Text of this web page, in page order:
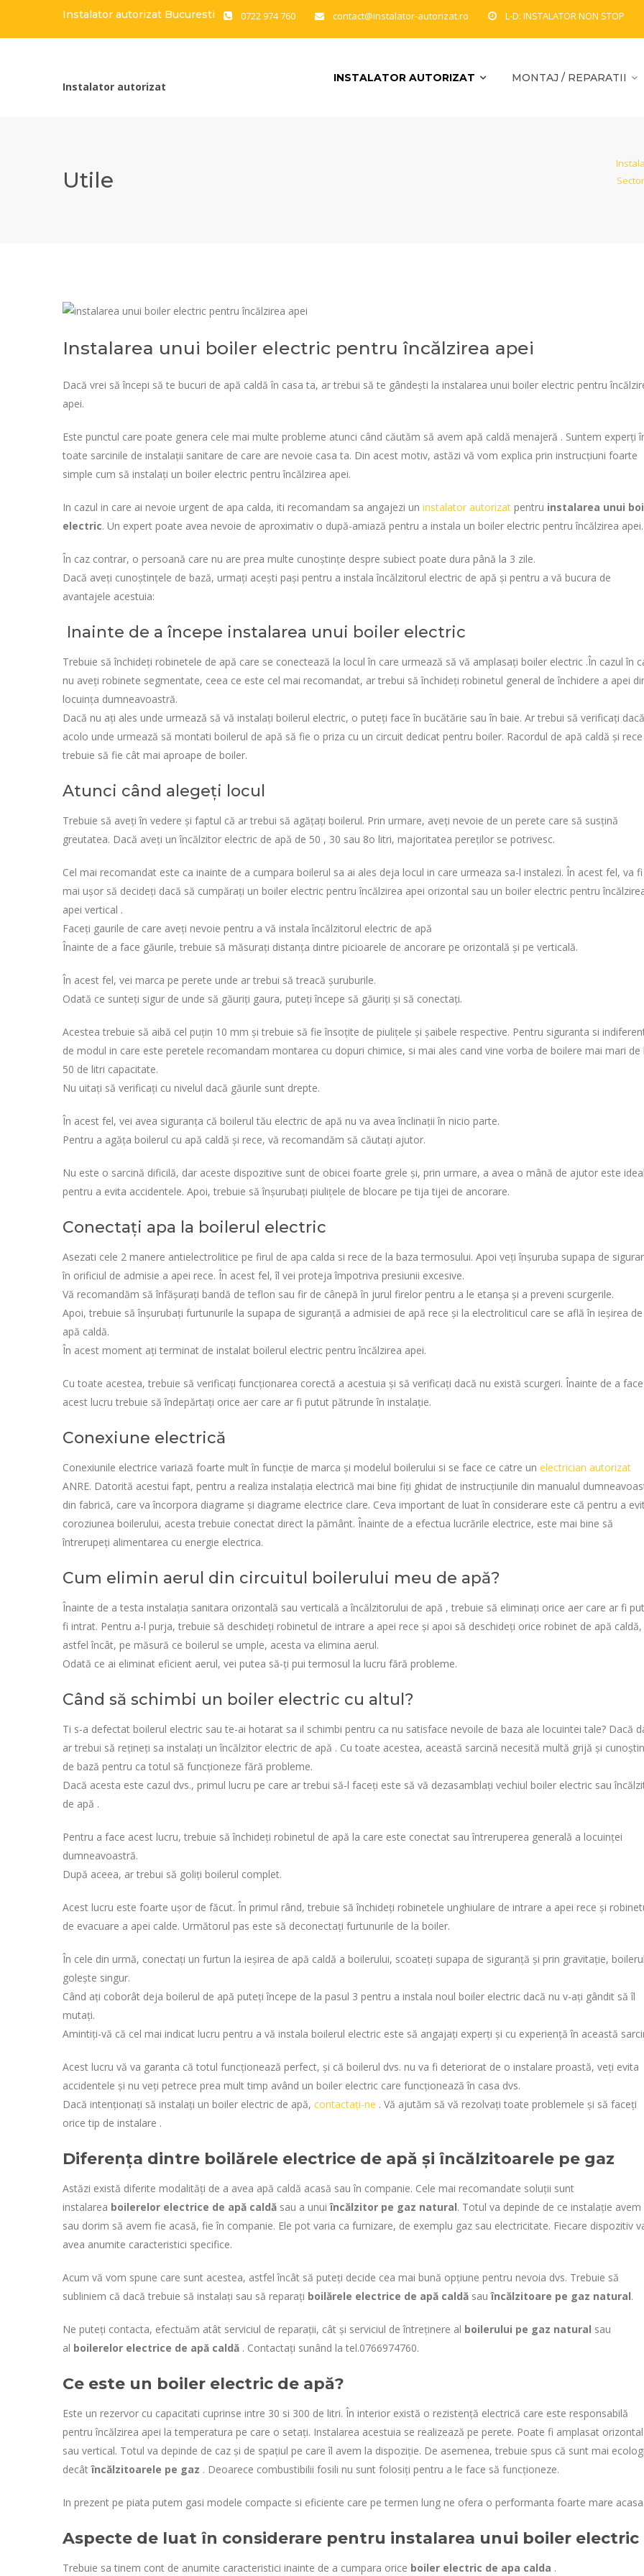
Instalator autorizat Bucuresti 0722 974 760 contact@instalator-autorizat.ro L-D: INSTALATOR NON STOP
Instalator autorizat
INSTALATOR AUTORIZAT MONTAJ / REPARATII
Utile
Instalarea unui boiler electric pentru încălzirea apei
Dacă vrei să începi să te bucuri de apă caldă în casa ta, ar trebui să te gândești la instalarea unui boiler electric pentru
apei.
Este punctul care poate genera cele mai multe probleme atunci când căutăm să avem apă caldă menajeră . Suntem experți
toate sarcinile de instalații sanitare de care are nevoie casa ta. Din acest motiv, astăzi vă vom explica prin instrucțiuni foarte
simple cum să instalați un boiler electric pentru încălzirea apei.
In cazul in care ai nevoie urgent de apa calda, iti recomandam sa angajezi un instalator autorizat pentru instalarea unui
electric. Un expert poate avea nevoie de aproximativ o după-amiază pentru a instala un boiler electric pentru încălzirea apei.
În caz contrar, o persoană care nu are prea multe cunoștințe despre subiect poate dura până la 3 zile.
Dacă aveți cunoștințele de bază, urmați acești pași pentru a instala încălzitorul electric de apă și pentru a vă bucura de
avantajele acestuia:
Inainte de a începe instalarea unui boiler electric
Trebuie să închideți robinetele de apă care se conectează la locul în care urmează să vă amplasați boiler electric .În cazul în
nu aveți robinete segmentate, ceea ce este cel mai recomandat, ar trebui să închideți robinetul general de închidere a apei
locuința dumneavoastră.
Dacă nu ați ales unde urmează să vă instalați boilerul electric, o puteți face în bucătărie sau în baie. Ar trebui să verificați dacă
acolo unde urmează să montati boilerul de apă să fie o priza cu un circuit dedicat pentru boiler. Racordul de apă caldă și rece
trebuie să fie cât mai aproape de boiler.
Atunci când alegeți locul
Trebuie să aveți în vedere și faptul că ar trebui să agățați boilerul. Prin urmare, aveți nevoie de un perete care să susțină
greutatea. Dacă aveți un încălzitor electric de apă de 50 , 30 sau 8o litri, majoritatea pereților se potrivesc.
Cel mai recomandat este ca inainte de a cumpara boilerul sa ai ales deja locul in care urmeaza sa-l instalezi. În acest fel, va fi
mai ușor să decideți dacă să cumpărați un boiler electric pentru încălzirea apei orizontal sau un boiler electric pentru
apei vertical .
Faceți gaurile de care aveți nevoie pentru a vă instala încălzitorul electric de apă
Înainte de a face găurile, trebuie să măsurați distanța dintre picioarele de ancorare pe orizontală și pe verticală.
În acest fel, vei marca pe perete unde ar trebui să treacă șuruburile.
Odată ce sunteți sigur de unde să găuriți gaura, puteți începe să găuriți și să conectați.
Acestea trebuie să aibă cel puțin 10 mm și trebuie să fie însoțite de piulițele și șaibele respective. Pentru siguranta si
de modul in care este peretele recomandam montarea cu dopuri chimice, si mai ales cand vine vorba de boilere mai mari de
50 de litri capacitate.
Nu uitați să verificați cu nivelul dacă găurile sunt drepte.
În acest fel, vei avea siguranța că boilerul tău electric de apă nu va avea înclinații în nicio parte.
Pentru a agăța boilerul cu apă caldă și rece, vă recomandăm să căutați ajutor.
Nu este o sarcină dificilă, dar aceste dispozitive sunt de obicei foarte grele și, prin urmare, a avea o mână de ajutor este ideal
pentru a evita accidentele. Apoi, trebuie să înșurubați piulițele de blocare pe tija tijei de ancorare.
Conectați apa la boilerul electric
Asezati cele 2 manere antielectrolitice pe firul de apa calda si rece de la baza termosului. Apoi veți înșuruba supapa de
în orificiul de admisie a apei rece. În acest fel, îl vei proteja împotriva presiunii excesive.
Vă recomandăm să înfășurați bandă de teflon sau fir de cânepă în jurul firelor pentru a le etanșa și a preveni scurgerile.
Apoi, trebuie să înșurubați furtunurile la supapa de siguranță a admisiei de apă rece și la electroliticul care se află în ieșirea de
apă caldă.
În acest moment ați terminat de instalat boilerul electric pentru încălzirea apei.
Cu toate acestea, trebuie să verificați funcționarea corectă a acestuia și să verificați dacă nu există scurgeri. Înainte de a face
acest lucru trebuie să îndepărtați orice aer care ar fi putut pătrunde în instalație.
Conexiune electrică
Conexiunile electrice variază foarte mult în funcție de marca și modelul boilerului si se face ce catre un electrician autorizat
ANRE. Datorită acestui fapt, pentru a realiza instalația electrică mai bine fiți ghidat de instrucțiunile din manualul
din fabrică, care va încorpora diagrame și diagrame electrice clare. Ceva important de luat în considerare este că pentru a
coroziunea boilerului, acesta trebuie conectat direct la pământ. Înainte de a efectua lucrările electrice, este mai bine să
întrerupeți alimentarea cu energie electrica.
Cum elimin aerul din circuitul boilerului meu de apă?
Înainte de a testa instalația sanitara orizontală sau verticală a încălzitorului de apă , trebuie să eliminați orice aer care ar fi
fi intrat. Pentru a-l purja, trebuie să deschideți robinetul de intrare a apei rece și apoi să deschideți orice robinet de apă caldă,
astfel încât, pe măsură ce boilerul se umple, acesta va elimina aerul.
Odată ce ai eliminat eficient aerul, vei putea să-ți pui termosul la lucru fără probleme.
Când să schimbi un boiler electric cu altul?
Ti s-a defectat boilerul electric sau te-ai hotarat sa il schimbi pentru ca nu satisface nevoile de baza ale locuintei tale? Dacă
ar trebui să rețineți sa instalați un încălzitor electric de apă . Cu toate acestea, această sarcină necesită multă grijă și
de bază pentru ca totul să funcționeze fără probleme.
Dacă acesta este cazul dvs., primul lucru pe care ar trebui să-l faceți este să vă dezasamblați vechiul boiler electric sau
de apă .
Pentru a face acest lucru, trebuie să închideți robinetul de apă la care este conectat sau întreruperea generală a locuinței
dumneavoastră.
După aceea, ar trebui să goliți boilerul complet.
Acest lucru este foarte ușor de făcut. În primul rând, trebuie să închideți robinetele unghiulare de intrare a apei rece și
de evacuare a apei calde. Următorul pas este să deconectați furtunurile de la boiler.
În cele din urmă, conectați un furtun la ieșirea de apă caldă a boilerului, scoateți supapa de siguranță și prin gravitație,
golește singur.
Când ați coborât deja boilerul de apă puteți începe de la pasul 3 pentru a instala noul boiler electric dacă nu v-ați gândit să îl
mutați.
Amintiți-vă că cel mai indicat lucru pentru a vă instala boilerul electric este să angajați experți și cu experiență în această
Acest lucru vă va garanta că totul funcționează perfect, și că boilerul dvs. nu va fi deteriorat de o instalare proastă, veți evita
accidentele și nu veți petrece prea mult timp având un boiler electric care funcționează în casa dvs.
Dacă intenționați să instalați un boiler electric de apă, contactați-ne . Vă ajutăm să vă rezolvați toate problemele și să faceți
orice tip de instalare .
Diferența dintre boilărele electrice de apă și încălzitoarele pe gaz
Astăzi există diferite modalități de a avea apă caldă acasă sau în companie. Cele mai recomandate soluții sunt
instalarea boilerelor electrice de apă caldă sau a unuiîncălzitor pe gaz natural. Totul va depinde de ce instalație avem
sau dorim să avem fie acasă, fie în companie. Ele pot varia ca furnizare, de exemplu gaz sau electricitate. Fiecare dispozitiv
avea anumite caracteristici specifice.
Acum vă vom spune care sunt acestea, astfel încât să puteți decide cea mai bună opțiune pentru nevoia dvs. Trebuie să
subliniem că dacă trebuie să instalați sau să reparați boilărele electrice de apă caldă sauîncălzitoare pe gaz natural.
Ne puteți contacta, efectuăm atât serviciul de reparații, cât și serviciul de întreținere al boilerului pe gaz natural sau
al boilerelor electrice de apă caldă . Contactați sunând la tel.0766974760.
Ce este un boiler electric de apă?
Este un rezervor cu capacitati cuprinse intre 30 si 300 de litri. În interior există o rezistență electrică care este responsabilă
pentru încălzirea apei la temperatura pe care o setați. Instalarea acestuia se realizează pe perete. Poate fi amplasat orizontal
sau vertical. Totul va depinde de caz și de spațiul pe care îl avem la dispoziție. De asemenea, trebuie spus că sunt mai
decâtîncălzitoarele pe gaz . Deoarece combustibilii fosili nu sunt folosiți pentru a le face să funcționeze.
In prezent pe piata putem gasi modele compacte si eficiente care pe termen lung ne ofera o performanta foarte mare acasa.
Aspecte de luat în considerare pentru instalarea unui boiler electric
Trebuie sa tinem cont de anumite caracteristici inainte de a cumpara orice boiler electric de apa calda .